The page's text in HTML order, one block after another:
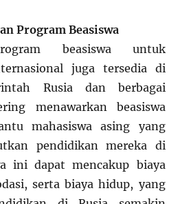
Program Beasiswa
beasiswa untuk
juga tersedia di
Rusia dan berbagai
menawarkan beasiswa
mahasiswa asing yang
pendidikan mereka di
ini dapat mencakup biaya
serta biaya hidup, yang